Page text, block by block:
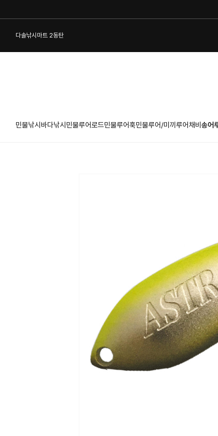
다솔낚시마트 2동탄
민물낚시 바다낚시 민물루어로드민물루어훅민물루어/미끼 루어채비 송어